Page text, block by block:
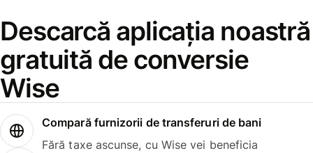
Descarcă aplicația noastră
gratuită de conversie
Wise
Compară furnizorii de transferuri de bani
Fără taxe ascunse, cu Wise vei beneficia